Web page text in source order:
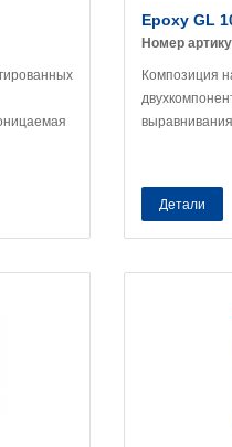
Epoxy GL
Номер
Композиция
Детали